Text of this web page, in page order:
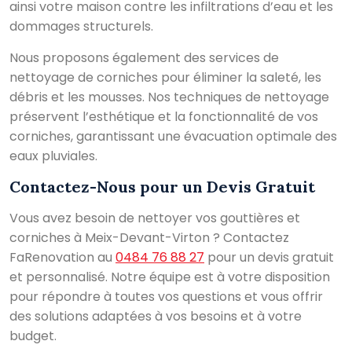
ainsi votre maison contre les infiltrations d’eau et les
dommages structurels.
Nous proposons également des services de
nettoyage de corniches pour éliminer la saleté, les
débris et les mousses. Nos techniques de nettoyage
préservent l’esthétique et la fonctionnalité de vos
corniches, garantissant une évacuation optimale des
eaux pluviales.
Contactez-Nous pour un Devis Gratuit
Vous avez besoin de nettoyer vos gouttières et
corniches à Meix-Devant-Virton ? Contactez
FaRenovation au 0484 76 88 27 pour un devis gratuit
et personnalisé. Notre équipe est à votre disposition
pour répondre à toutes vos questions et vous offrir
des solutions adaptées à vos besoins et à votre
budget.